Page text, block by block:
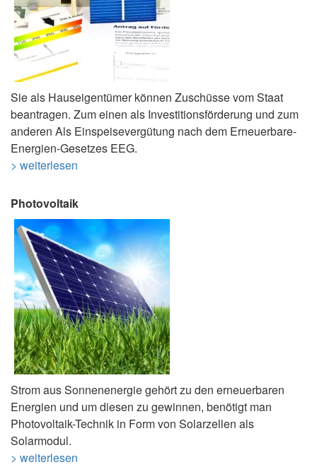
Sie als Hauseigentümer können Zuschüsse vom Staat
beantragen. Zum einen als Investitionsförderung und zum
anderen Als Einspeisevergütung nach dem Erneuerbare-
Energien-Gesetzes EEG.
> weiterlesen
Photovoltaik
Strom aus Sonnenenergie gehört zu den erneuerbaren
Energien und um diesen zu gewinnen, benötigt man
Photovoltaik-Technik in Form von Solarzellen als
Solarmodul.
> weiterlesen